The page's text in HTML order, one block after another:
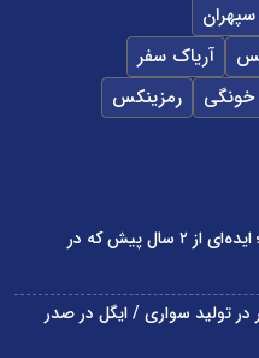
آریاک سفر
خونگی رمزینکس
رونمایی آفرتو از امکانات جدید؛ ایده‌ای از ۲ سال پیش که در
در تولید سواری / ایگل در صدر